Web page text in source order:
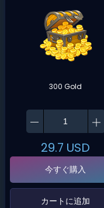
300 Gold
29.7 USD
今すぐ購入
‌カートに追加‌